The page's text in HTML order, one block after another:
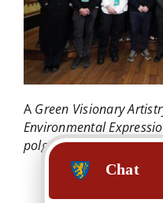
A Green Visionary
Environmental
polgármesteri